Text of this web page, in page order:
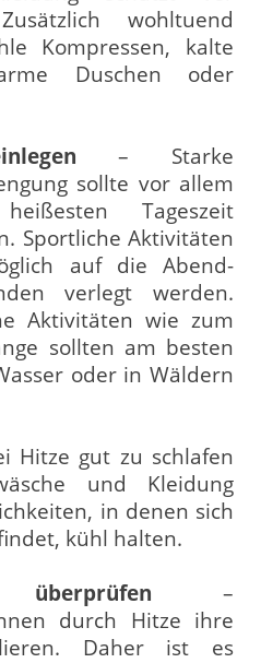
wohltuend
Kompressen, kalte
Duschen oder
– Starke
sollte vor allem
Tageszeit
Sportliche Aktivitäten
auf die Abend-
verlegt werden.
Aktivitäten wie zum
sollten am besten
oder in Wäldern
Hitze gut zu schlafen
und Kleidung
in denen sich
kühl halten.
–
durch Hitze ihre
Daher ist es